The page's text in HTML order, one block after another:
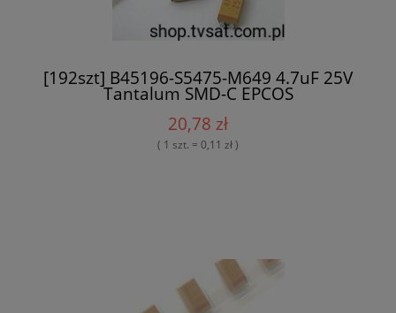
[192szt] B45196-S5475-M649 4.7uF 25V
Tantalum SMD-C EPCOS
20,78 zł
( 1 szt. = 0,11 zł )